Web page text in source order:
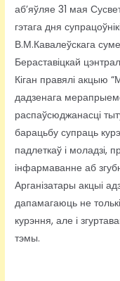
аб’яўляе 31 мая
гэтага дня
В.М.Кавалеўскага
Бераставіцкай
Кіган правялі акцыю
дадзенага
распаўсюджанасці
барацьбу супраць
падлеткаў і моладзі,
інфармаванне аб
Арганізатары акцыі
дапамагаюць не
курэння, але і
тэмы.